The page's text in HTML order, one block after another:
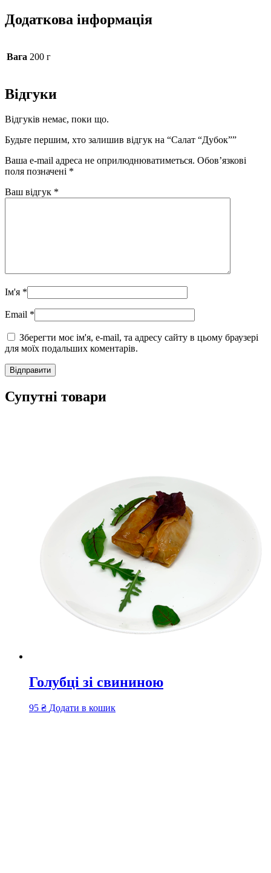
Додаткова інформація
Вага 200 г
Відгуки
Відгуків немає, поки що.
Будьте першим, хто залишив відгук на “Салат “Дубок””
Ваша e-mail адреса не оприлюднюватиметься. Обов’язкові
поля позначені *
Ваш відгук *
Ім'я *
Email *
Зберегти моє ім'я, e-mail, та адресу сайту в цьому браузері
для моїх подальших коментарів.
Супутні товари
Голубці зі свининою
95 ₴ Додати в кошик